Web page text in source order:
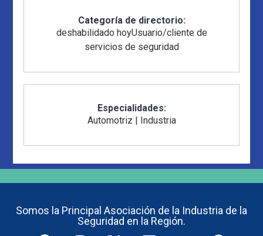
Categoría de directorio:
deshabilidado hoyUsuario/cliente de
servicios de seguridad
Especialidades:
Automotriz | Industria
Somos la Principal Asociación de la Industria de la
Seguridad en la Región.